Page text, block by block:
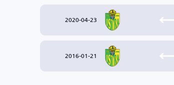
2020-04-23
2016-01-21